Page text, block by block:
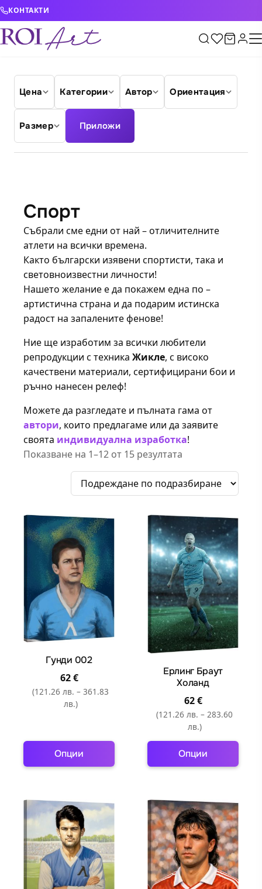
Skip to content
КОНТАКТИ
Цена Категории Автор Ориентация
Размер Приложи
Спорт
Събрали сме едни от най – отличителните
атлети на всички времена.
Както български изявени спортисти, така и
световноизвестни личности!
Нашето желание е да покажем една по –
артистична страна и да подарим истинска
радост на запалените фенове!
Ние ще изработим за всички любители
репродукции с техника Жикле, с високо
качествени материали, сертифицирани бои и
ръчно нанесен релеф!
Можете да разгледате и пълната гама от
автори, които предлагаме или да заявите
своята индивидуална изработка!
Показване на 1–12 от 15 резултата
Гунди 002
62€
(121.26 лв. – 361.83
лв.)
Опции
has
multiple
variants.
The
options
may
Ерлинг Браут
Холанд
62€
(121.26 лв. – 283.60
лв.)
Опции
has
multiple
variants.
The
options
may